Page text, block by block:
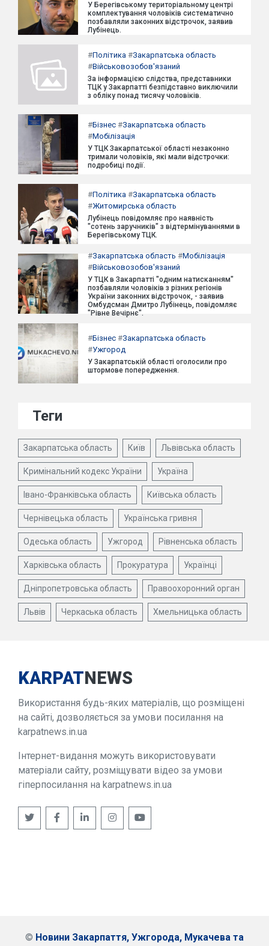
У Берегівському територіальному центрі
комплектування чоловіків систематично
позбавляли законних відстрочок, заявив
Лубінець.
#Політика #Закарпатська область
#Військовозобов'язаний
За інформацією слідства, представники
ТЦК у Закарпатті безпідставно виключили
з обліку понад тисячу чоловіків.
#Бізнес #Закарпатська область
#Мобілізація
У ТЦК Закарпатської області незаконно
тримали чоловіків, які мали відстрочки:
подробиці події.
#Політика #Закарпатська область
#Житомирська область
Лубінець повідомляє про наявність
"сотень заручників" з відтермінуваннями в
Берегівському ТЦК.
#Закарпатська область #Мобілізація
#Військовозобов'язаний
У ТЦК в Закарпатті "одним натисканням"
позбавляли чоловіків з різних регіонів
України законних відстрочок, - заявив
Омбудсман Дмитро Лубінець, повідомляє
"Рівне Вечірнє".
#Бізнес #Закарпатська область
#Ужгород
У Закарпатській області оголосили про
штормове попередження.
Теги
Закарпатська область Київ Львівська область
Кримінальний кодекс України Україна
Івано-Франківська область Київська область
Чернівецька область Українська гривня
Одеська область Ужгород Рівненська область
Харківська область Прокуратура Українці
Дніпропетровська область Правоохоронний орган
Львів Черкаська область Хмельницька область
KARPATNEWS
Використання будь-яких матеріалів, що розміщені
на сайті, дозволяється за умови посилання на
karpatnews.in.ua
Інтернет-видання можуть використовувати
матеріали сайту, розміщувати відео за умови
гіперпосилання на karpatnews.in.ua
© Новини Закарпаття, Ужгорода, Мукачева та